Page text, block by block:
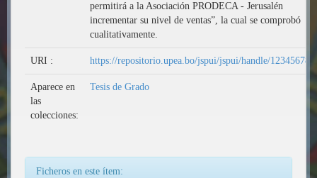
permitirá a la Asociación PRODECA - Jerusalén
incrementar su nivel de ventas”, la cual se comprobó
cualitativamente.
URI : https://repositorio.upea.bo/jspui/jspui/handle/
Aparece en
las
colecciones:
Tesis de Grado
Ficheros en este ítem: